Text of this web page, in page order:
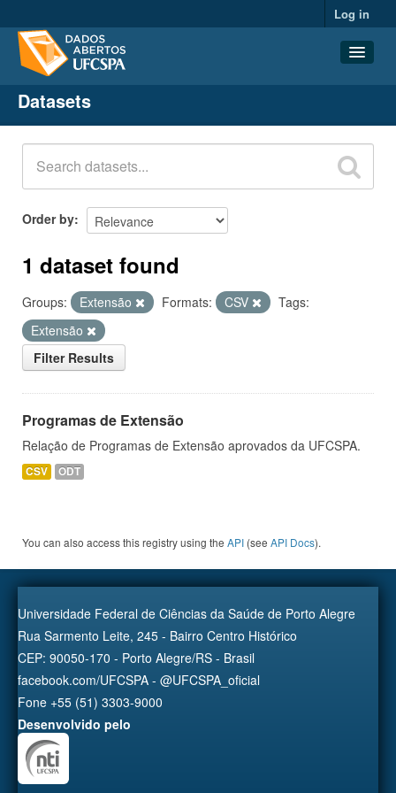
Log in
Datasets
Organizations
Groups
About
Datasets
Order by
1 dataset found
Groups: Extensão Formats: CSV
Tags:
Extensão
Filter Results
Programas de Extensão
Relação de Programas de Extensão aprovados da UFCSPA.
CSV ODT
You can also access this registry using the API (see API Docs).
Universidade Federal de Ciências da Saúde de Porto Alegre
Rua Sarmento Leite, 245 - Bairro Centro Histórico
CEP: 90050-170 - Porto Alegre/RS - Brasil
facebook.com/UFCSPA - @UFCSPA_oficial
Fone +55 (51) 3303-9000
Desenvolvido pelo